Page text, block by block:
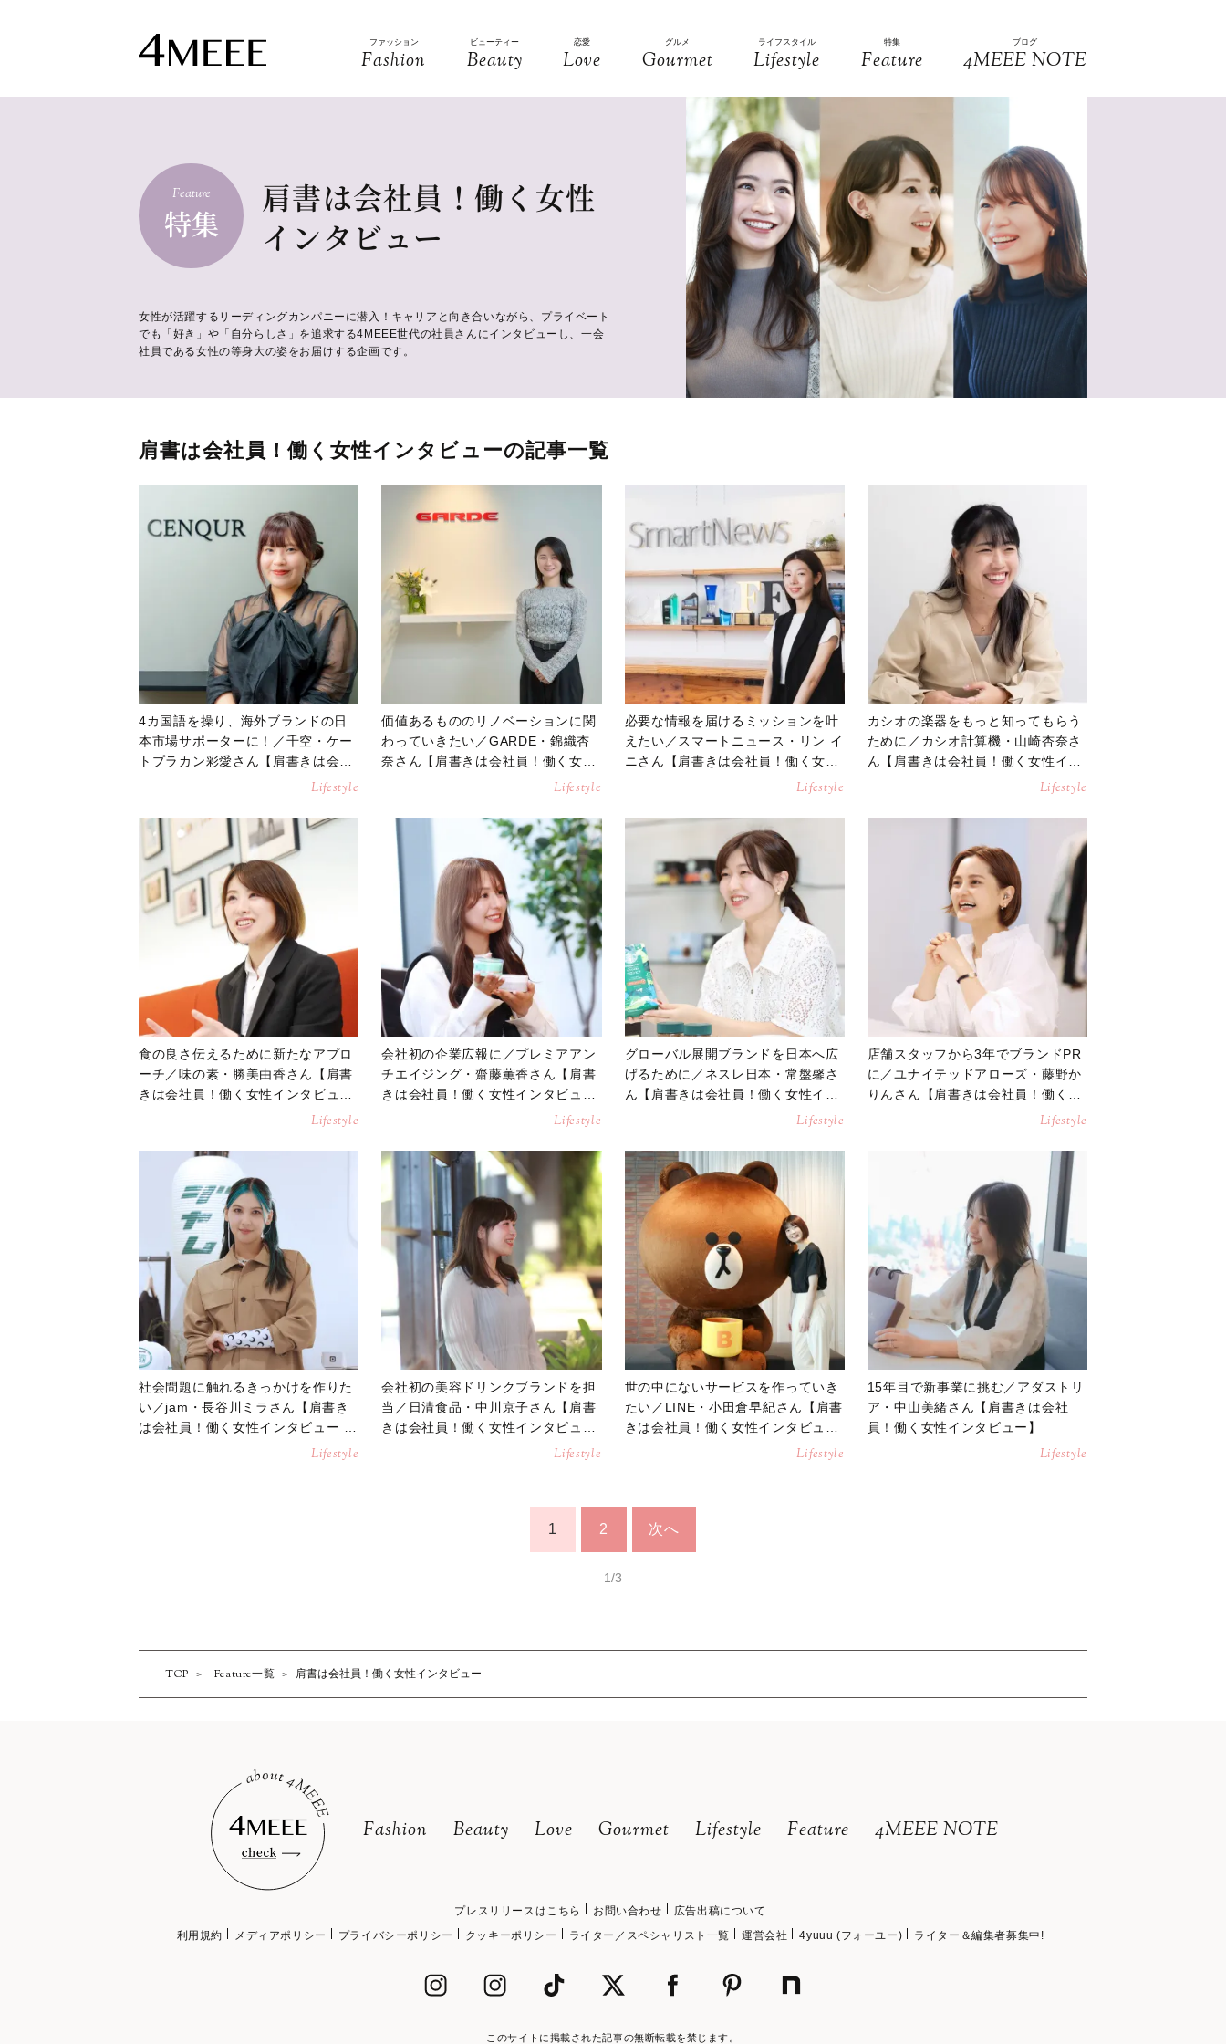
ファッション
Fashion
ビューティー
Beauty
恋愛
Love
グルメ
Gourmet
ライフスタイル
Lifestyle
特集
Feature
ブログ
4MEEE NOTE
Feature
特集
肩書は会社員！働く女性
インタビュー
女性が活躍するリーディングカンパニーに潜入！キャリアと向き合いながら、プライベート
でも「好き」や「自分らしさ」を追求する4MEEE世代の社員さんにインタビューし、一会
社員である女性の等身大の姿をお届けする企画です。
肩書は会社員！働く女性インタビューの記事一覧
4カ国語を操り、海外ブランドの日
本市場サポーターに！／千空・ケー
トプラカン彩愛さん【肩書きは会社
員！働く女性インタビュー】Lifestyle
価値あるもののリノベーションに関
わっていきたい／GARDE・錦織杏
奈さん【肩書きは会社員！働く女性
Lifestyle
必要な情報を届けるミッションを叶
えたい／スマートニュース・リン イ
ニさん【肩書きは会社員！働く女性
Lifestyle
カシオの楽器をもっと知ってもらう
ために／カシオ計算機・山崎杏奈さ
ん【肩書きは会社員！働く女性イン
Lifestyle
食の良さ伝えるために新たなアプロ
ーチ／味の素・勝美由香さん【肩書
きは会社員！働く女性インタビュ
Lifestyle
会社初の企業広報に／プレミアアン
チエイジング・齋藤薫香さん【肩書
きは会社員！働く女性インタビュ
Lifestyle
グローバル展開ブランドを日本へ広
げるために／ネスレ日本・常盤馨さ
ん【肩書きは会社員！働く女性イン
Lifestyle
店舗スタッフから3年でブランドPR
に／ユナイテッドアローズ・藤野か
りんさん【肩書きは会社員！働く女
Lifestyle
社会問題に触れるきっかけを作りた
い／jam・長谷川ミラさん【肩書き
は会社員！働く女性インタビュー #
Lifestyle
会社初の美容ドリンクブランドを担
当／日清食品・中川京子さん【肩書
きは会社員！働く女性インタビュ
Lifestyle
世の中にないサービスを作っていき
たい／LINE・小田倉早紀さん【肩書
きは会社員！働く女性インタビュ
Lifestyle
15年目で新事業に挑む／アダストリ
ア・中山美緒さん【肩書きは会社
員！働く女性インタビュー】
Lifestyle
1 2 次へ
1/3
TOP Feature一覧 肩書は会社員！働く女性インタビュー
Fashion Beauty Love Gourmet Lifestyle Feature 4MEEE NOTE
プレスリリースはこちら お問い合わせ
広告出稿について
利用規約
メディアポリシー プライバシーポリシー クッキーポリシー ライター／スペシャリスト一覧 運営会社 4yuuu (フォーユー) ライター＆編集者募集中!
このサイトに掲載された記事の無断転載を禁じます。